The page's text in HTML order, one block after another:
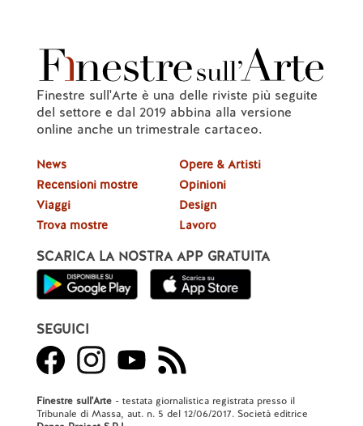
Finestre sull'Arte è una delle riviste più seguite
del settore e dal 2019 abbina alla versione
online anche un trimestrale cartaceo.
News
Recensioni mostre
Viaggi
Trova mostre
Opere & Artisti
Opinioni
Design
Lavoro
SCARICA LA NOSTRA APP GRATUITA
SEGUICI
Finestre sull'Arte- testata giornalistica registrata presso il
Tribunale di Massa, aut. n. 5 del 12/06/2017. Società editrice